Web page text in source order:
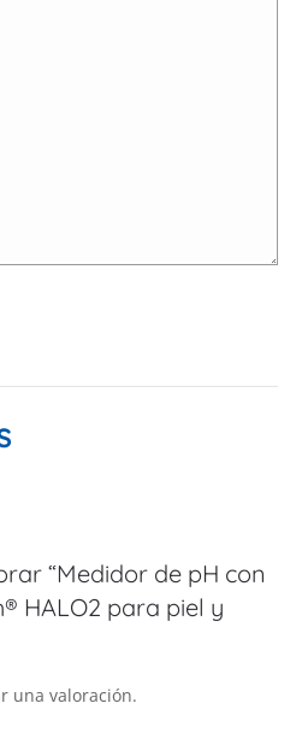
“Medidor de pH con
HALO2 para piel y
una valoración.